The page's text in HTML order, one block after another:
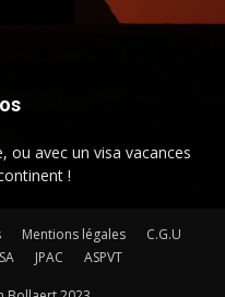
ou avec un visa vacances
!
Mentions légales
C.G.U
JPAC ASPVT